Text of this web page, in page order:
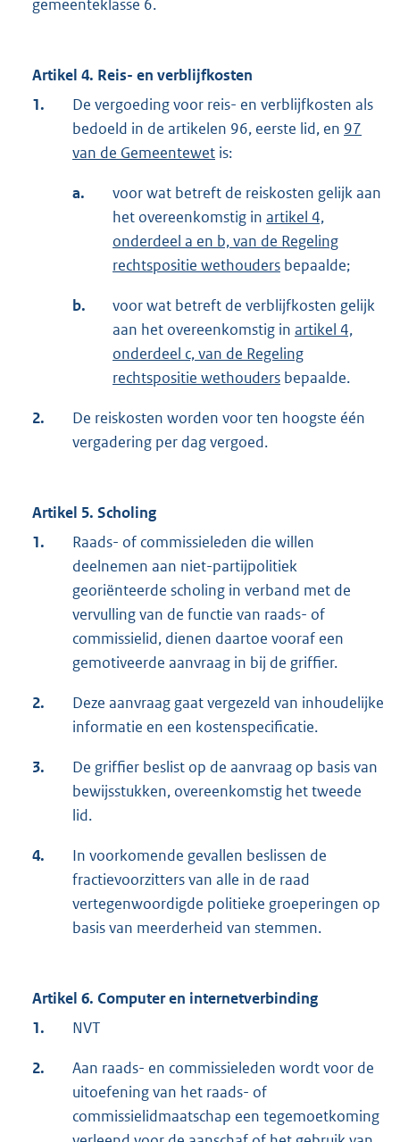
gemeenteklasse 6.
Artikel 4. Reis- en verblijfkosten
1.
De vergoeding voor reis- en verblijfkosten als
bedoeld in de artikelen 96, eerste lid, en 97
van de Gemeentewet is:
a.
voor wat betreft de reiskosten gelijk aan
het overeenkomstig in artikel 4,
onderdeel a en b, van de Regeling
rechtspositie wethouders bepaalde;
b.
voor wat betreft de verblijfkosten gelijk
aan het overeenkomstig in artikel 4,
onderdeel c, van de Regeling
rechtspositie wethouders bepaalde.
2.
De reiskosten worden voor ten hoogste één
vergadering per dag vergoed.
Artikel 5. Scholing
1.
Raads- of commissieleden die willen
deelnemen aan niet-partijpolitiek
georiënteerde scholing in verband met de
vervulling van de functie van raads- of
commissielid, dienen daartoe vooraf een
gemotiveerde aanvraag in bij de griffier.
2.
Deze aanvraag gaat vergezeld van inhoudelijke
informatie en een kostenspecificatie.
3.
De griffier beslist op de aanvraag op basis van
bewijsstukken, overeenkomstig het tweede
lid.
4.
In voorkomende gevallen beslissen de
fractievoorzitters van alle in de raad
vertegenwoordigde politieke groeperingen op
basis van meerderheid van stemmen.
Artikel 6. Computer en internetverbinding
1.
NVT
2.
Aan raads- en commissieleden wordt voor de
uitoefening van het raads- of
commissielidmaatschap een tegemoetkoming